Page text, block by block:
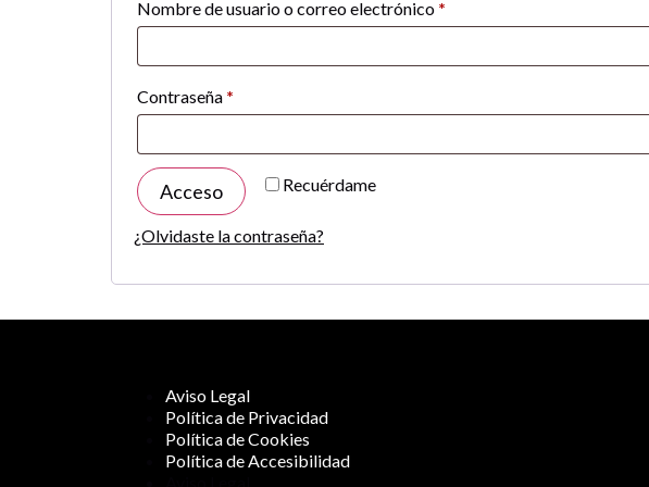
Nombre de usuario o correo electrónico *
Contraseña *
Recuérdame
Acceso
¿Olvidaste la contraseña?
Aviso Legal
Política de Privacidad
Política de Cookies
Política de Accesibilidad